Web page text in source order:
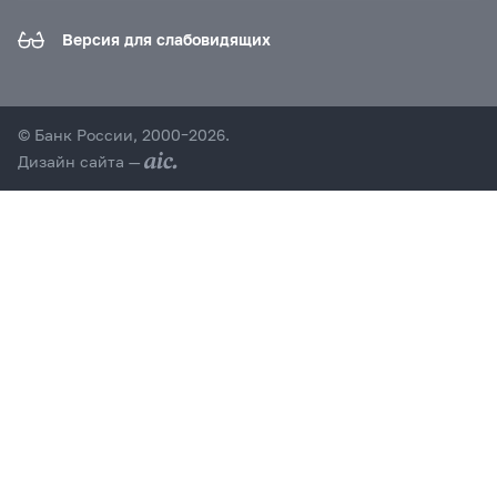
Версия для слабовидящих
© Банк России, 2000–2026.
Дизайн сайта —